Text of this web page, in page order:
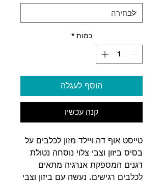
כמות *
הוסף לעגלה
קנה עכשיו
טייסט אוף דה ויילד מזון לכלבים על
בסיס ביזון וצבי צלוי נוסחה נטולת
דגנים המספקת אנרגיה מתאים
לכלבים רגישים. נעשה עם ביזון וצבי